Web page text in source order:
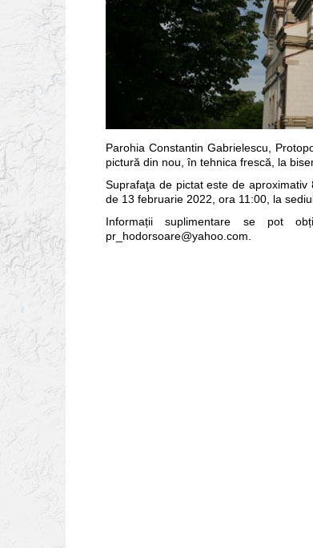
Parohia Constantin Gabrielescu,
pictură din nou, în tehnica frescă, la
Suprafaţa de pictat este de
de 13 februarie 2022, ora 11:00, la
Informații suplimentare se pot
pr_hodorsoare@yahoo.com.